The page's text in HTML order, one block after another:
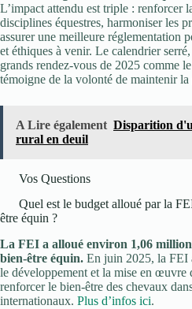
L’impact attendu est triple : renforcer
disciplines équestres, harmoniser les
assurer une meilleure réglementation
et éthiques à venir. Le calendrier
grands rendez-vous de 2025 comme
témoigne de la volonté de maintenir la
A Lire également Disparition
rural en deuil
Vos Questions
Quel est le budget alloué par la
être équin ?
La FEI a alloué environ 1,06 million
bien-être équin. En juin 2025, la FEI
le développement et la mise en œuvre
renforcer le bien-être des chevaux
internationaux. Plus d’infos ici.